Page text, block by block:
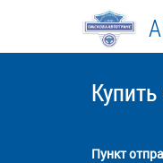
Пункт